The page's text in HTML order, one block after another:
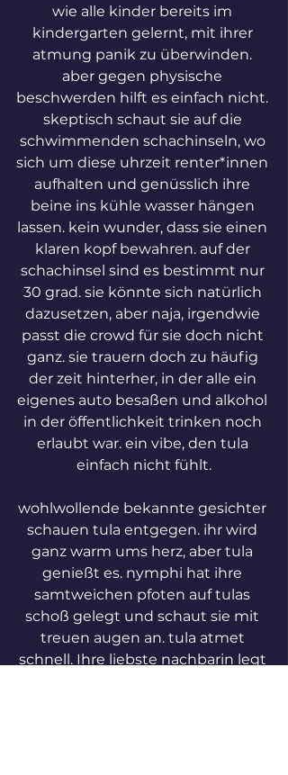
wie alle kinder bereits im
kindergarten gelernt, mit ihrer
atmung panik zu überwinden.
aber gegen physische
beschwerden hilft es einfach nicht.
skeptisch schaut sie auf die
schwimmenden schachinseln, wo
sich um diese uhrzeit renter*innen
aufhalten und genüsslich ihre
beine ins kühle wasser hängen
lassen. kein wunder, dass sie einen
klaren kopf bewahren. auf der
schachinsel sind es bestimmt nur
30 grad. sie könnte sich natürlich
dazusetzen, aber naja, irgendwie
passt die crowd für sie doch nicht
ganz. sie trauern doch zu häufig
der zeit hinterher, in der alle ein
eigenes auto besaßen und alkohol
in der öffentlichkeit trinken noch
erlaubt war. ein vibe, den tula
einfach nicht fühlt.
wohlwollende bekannte gesichter
schauen tula entgegen. ihr wird
ganz warm ums herz, aber tula
genießt es. nymphi hat ihre
samtweichen pfoten auf tulas
schoß gelegt und schaut sie mit
treuen augen an. tula atmet
schnell. Ihre liebste nachbarin legt